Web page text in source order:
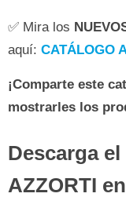
✅ Mira los
aquí: CATÁLOGO
¡Comparte este
mostrarles los
Descarga
AZZORTI